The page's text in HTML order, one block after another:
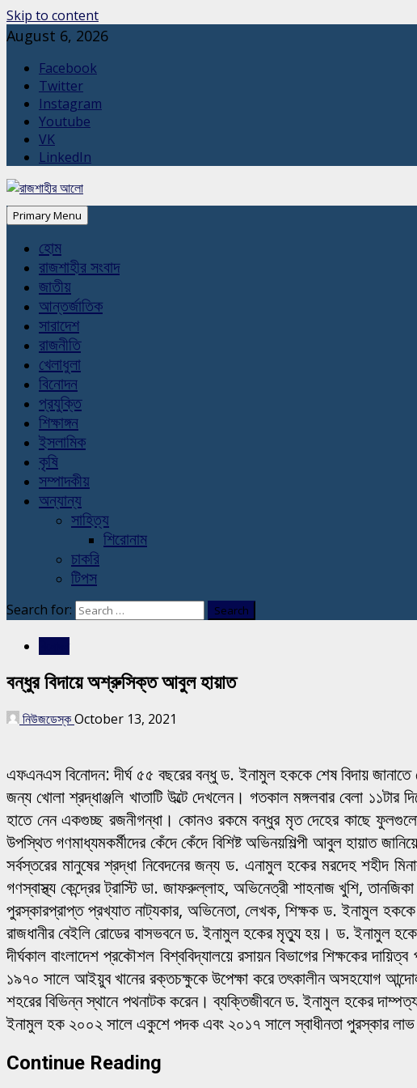
Skip to content
August 6, 2026
Facebook
Twitter
Instagram
Youtube
VK
LinkedIn
Primary Menu
হোম
রাজশাহীর সংবাদ
জাতীয়
আন্তর্জাতিক
সারাদেশ
রাজনীতি
খেলাধুলা
বিনোদন
প্রযুক্তি
শিক্ষাঙ্গন
ইসলামিক
কৃষি
সম্পাদকীয়
অন্যান্য
সাহিত্য
শিরোনাম
চাকরি
টিপস
Search for:
বন্ধুর বিদায়ে অশ্রুসিক্ত আবুল হায়াত
নিউজডেস্কOctober 13, 2021
এফএনএস বিনোদন: দীর্ঘ ৫৫ বছরের বন্ধু ড. ইনামুল হককে শেষ বিদায়
জন্য খোলা শ্রদ্ধাঞ্জলি খাতাটি উল্টে দেখলেন। গতকাল মঙ্গলবার বেলা
হাতে নেন একগুচ্ছ রজনীগন্ধা। কোনও রকমে বন্ধুর মৃত দেহের কাছে ফুলগুলো
উপস্থিত গণমাধ্যমকর্মীদের কেঁদে কেঁদে বিশিষ্ট অভিনয়শিল্পী আবুল হায়াত
সর্বস্তরের মানুষের শ্রদ্ধা নিবেদনের জন্য ড. এনামুল হকের মরদেহ শহীদ
গণস্বাস্থ্য কেন্দ্রের ট্রাস্টি ডা. জাফরুল্লাহ, অভিনেত্রী শাহনাজ খুশি,
পুরস্কারপ্রাপ্ত প্রখ্যাত নাট্যকার, অভিনেতা, লেখক, শিক্ষক ড. ইনামুল
রাজধানীর বেইলি রোডের বাসভবনে ড. ইনামুল হকের মৃত্যু হয়। ড. ইনামুল
দীর্ঘকাল বাংলাদেশ প্রকৌশল বিশ্ববিদ্যালয়ে রসায়ন বিভাগের শিক্ষকের
১৯৭০ সালে আইয়ুব খানের রক্তচক্ষুকে উপেক্ষা করে তৎকালীন অসহযোগ
শহরের বিভিন্ন স্থানে পথনাটক করেন। ব্যক্তিজীবনে ড. ইনামুল হকের
ইনামুল হক ২০০২ সালে একুশে পদক এবং ২০১৭ সালে স্বাধীনতা পুরস্কার
Continue Reading